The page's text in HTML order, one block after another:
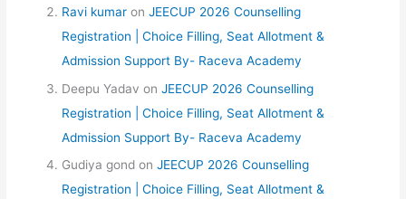
Ravi kumar onJEECUP 2026 Counselling
Registration | Choice Filling, Seat Allotment &
Admission Support By- Raceva Academy
Deepu Yadav onJEECUP 2026 Counselling
Registration | Choice Filling, Seat Allotment &
Admission Support By- Raceva Academy
Gudiya gond onJEECUP 2026 Counselling
Registration | Choice Filling, Seat Allotment &